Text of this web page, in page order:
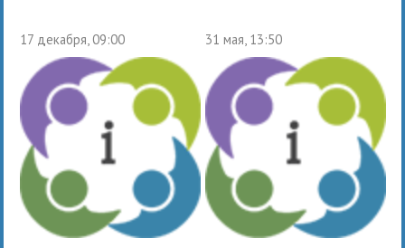
17 декабря, 09:00 31 мая, 13:50